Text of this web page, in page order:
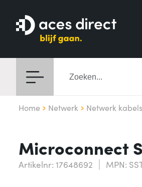
Home Netwerk Netwerk kabels
Microconnect
Artikelnr: 17648692 MPN: